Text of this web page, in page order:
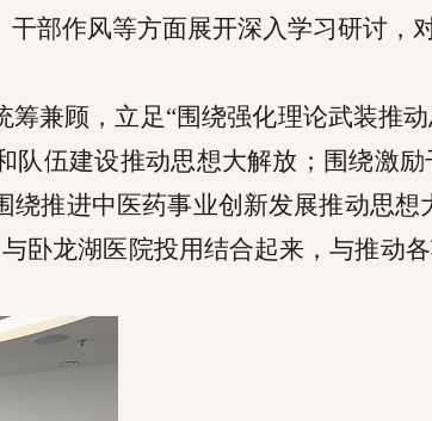
干部作风等方面展开深入学习研讨
筹兼顾，立足“围绕强化理论武装推
伍建设推动思想大解放；围绕激
推进中医药事业创新发展推动思想
卧龙湖医院投用结合起来，与推动